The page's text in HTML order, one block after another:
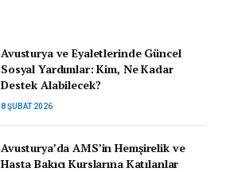
Avusturya ve Eyaletlerinde Güncel
Sosyal Yardımlar: Kim, Ne Kadar
Destek Alabilecek?
8 ŞUBAT 2026
Avusturya’da AMS’in Hemşirelik ve
Hasta Bakıcı Kurslarına Katılanlar